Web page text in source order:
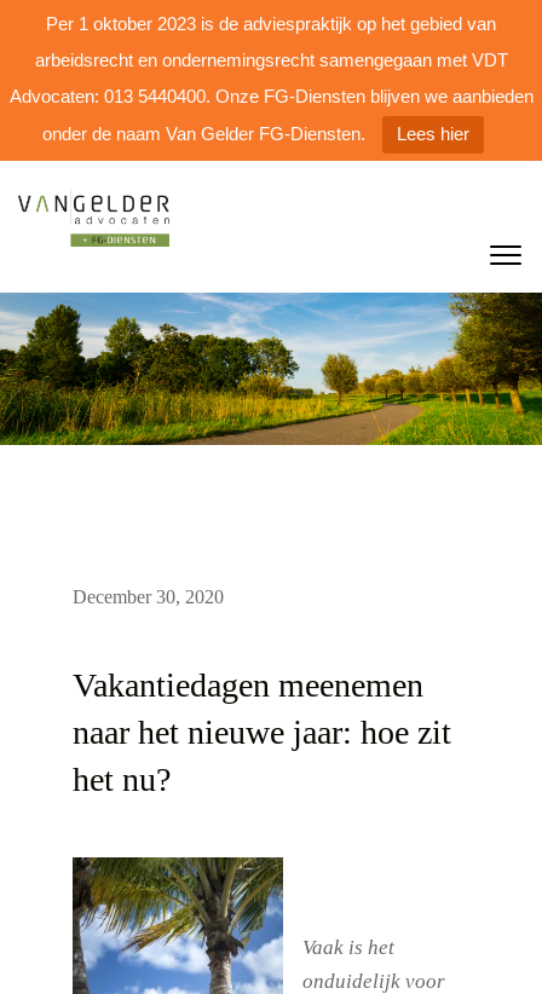
Per 1 oktober 2023 is de adviespraktijk op het gebied van
arbeidsrecht en ondernemingsrecht samengegaan met VDT
Advocaten: 013 5440400. Onze FG-Diensten blijven we aanbieden
onder de naam Van Gelder FG-Diensten.
Lees hier
December 30, 2020
Vakantiedagen meenemen
naar het nieuwe jaar: hoe zit
het nu?
Vaak is het
onduidelijk voor